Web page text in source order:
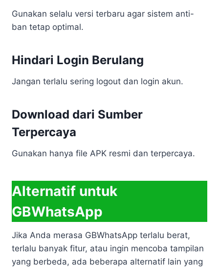
Gunakan selalu versi terbaru agar sistem anti-
ban tetap optimal.
Hindari Login Berulang
Jangan terlalu sering logout dan login akun.
Download dari Sumber
Terpercaya
Gunakan hanya file APK resmi dan terpercaya.
Alternatif untuk
GBWhatsApp
Jika Anda merasa GBWhatsApp terlalu berat,
terlalu banyak fitur, atau ingin mencoba tampilan
yang berbeda, ada beberapa alternatif lain yang